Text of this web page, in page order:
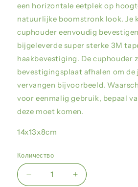
een horizontale eetplek op
natuurlijke boomstronk look. Je
cuphouder eenvoudig
bijgeleverde super sterke 3M
haakbevestiging. De cuphouder
bevestigingsplaat afhalen om
vervangen bijvoorbeeld.
voor eenmalig gebruik, bepaal
deze moet komen.
14x13x8cm
Количество
Уменьшить
Увеличить